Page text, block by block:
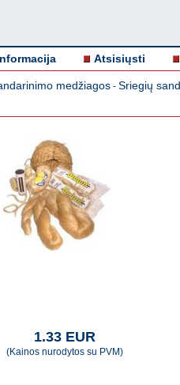
Atsisiųsti
medžiagos - Sriegių
1.33 EUR
(Kainos nurodytos su PVM)